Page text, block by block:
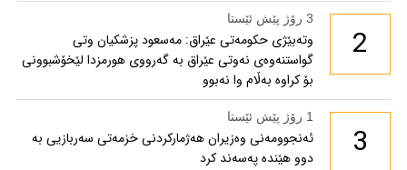
2
3 رۆژ پێش ئێستا
وتەبێژی حکومەتی عێراق: مەسعود پزشكیان وتی
گواستنەوەی نەوتی عێراق بە گەرووی هورمزدا لێخۆشبوونی
بۆ كراوە بەڵام وا نەبوو
3
1 رۆژ پێش ئێستا
ئەنجوومەنی وەزیران هەژمارکردنی خزمەتی سەربازیی بە
دوو هێندە پەسەند کرد